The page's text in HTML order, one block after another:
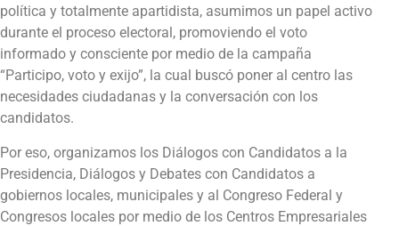
política y totalmente apartidista, asumimos un papel activo
durante el proceso electoral, promoviendo el voto
informado y consciente por medio de la campaña
“Participo, voto y exijo”, la cual buscó poner al centro las
necesidades ciudadanas y la conversación con los
candidatos.
Por eso, organizamos los Diálogos con Candidatos a la
Presidencia, Diálogos y Debates con Candidatos a
gobiernos locales, municipales y al Congreso Federal y
Congresos locales por medio de los Centros Empresariales